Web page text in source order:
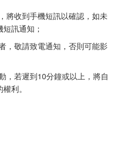
將收到手機短訊以確認，如未
訊通知；
，敬請致電通知，否則可能影
，若遲到10分鐘或以上，將自
利。